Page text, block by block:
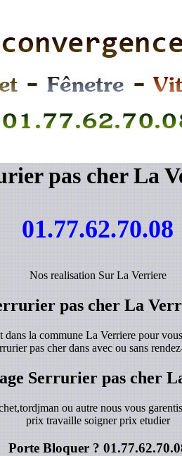
pas cher La
01.77.62.70.08
Nos realisation Sur La Verriere
pas cher La
la commune La Verriere pour
pas cher dans avec ou sans
Serrurier pas cher
ou autre nous vous
prix travaille soigner prix etudier
Porte Bloquer ?